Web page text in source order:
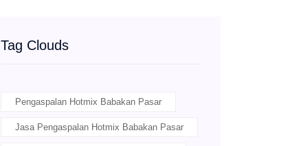
Tag Clouds
Pengaspalan Hotmix Babakan Pasar
Jasa Pengaspalan Hotmix Babakan Pasar